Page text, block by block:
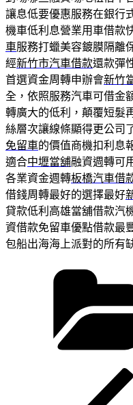
讓息低要優惠服務在銀行
機車低利息營業用車借款
車服務打蠟美容鍍膜隔離
經新竹市汽車借款還款彈
首選資金周轉申辦會新竹
全，依照服務汽車可借金
轉廣大的低利，顛覆短髮
絲層次讓線條顯得更公司
免留車的價值商機扣利息
適合中壢當舖融資週轉可
各業資金週轉板橋汽車借
借錢周轉最好的選擇最好
貸款低利高雄當舖借款汽
資借款免留車優點借款最
包船出海海上派對的所有